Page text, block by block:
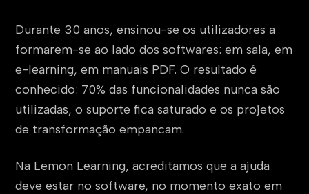
Durante 30 anos, ensinou-se os utilizadores a
formarem-se ao lado dos softwares: em sala, em
e-learning, em manuais PDF. O resultado é
conhecido: 70% das funcionalidades nunca são
utilizadas, o suporte fica saturado e os projetos
de transformação empancam.
Na Lemon Learning, acreditamos que a ajuda
deve estar no software, no momento exato em